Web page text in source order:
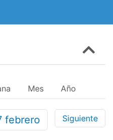
Mes Año
febrero Siguiente